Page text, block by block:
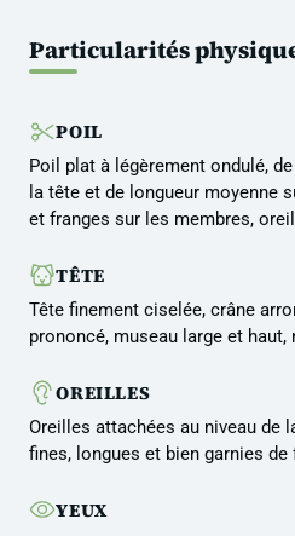
Particularités
POIL
Poil plat à légèrement ondulé,
la tête et de longueur moyenne
et franges sur les membres,
TÊTE
Tête finement ciselée, crâne
prononcé, museau large et
OREILLES
Oreilles attachées au niveau de
fines, longues et bien garnies de
YEUX